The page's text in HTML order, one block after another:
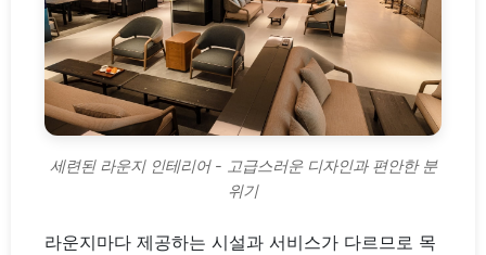
세련된 라운지 인테리어 - 고급스러운 디자인과 편안한 분
위기
라운지마다 제공하는 시설과 서비스가 다르므로 목